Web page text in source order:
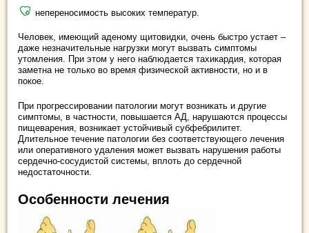
непереносимость высоких температур.
Человек, имеющий аденому щитовидки, очень быстро устает –
даже незначительные нагрузки могут вызвать симптомы
утомления. При этом у него наблюдается тахикардия, которая
заметна не только во время физической активности, но и в
покое.
При прогрессировании патологии могут возникать и другие
симптомы, в частности, повышается АД, нарушаются процессы
пищеварения, возникает устойчивый субфебрилитет.
Длительное течение патологии без соответствующего лечения
или оперативного удаления может вызвать нарушения работы
сердечно-сосудистой системы, вплоть до сердечной
недостаточности.
Особенности лечения